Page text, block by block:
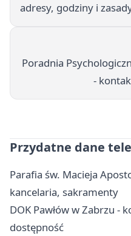
adresy, godziny i
Poradnia
-
Przydatne dane
Parafia św. Macieja
kancelaria, sakramenty
DOK Pawłów w Zabrzu -
dostępność